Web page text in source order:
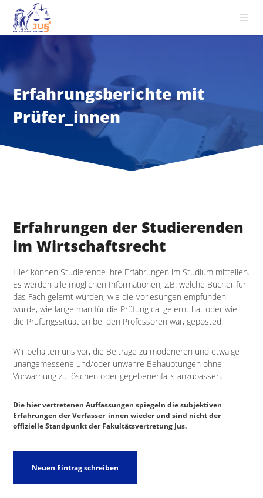
Erfahrungsberichte mit
Prüfer_innen
Erfahrungen der Studierenden
im Wirtschaftsrecht
Hier können Studierende ihre Erfahrungen im Studium mitteilen.
Es werden alle möglichen Informationen, z.B. welche Bücher für
das Fach gelernt wurden, wie die Vorlesungen empfunden
wurde, wie lange man für die Prüfung ca. gelernt hat oder wie
die Prüfungssituation bei den Professoren war, geposted.
Wir behalten uns vor, die Beiträge zu moderieren und etwaige
unangemessene und/oder unwahre Behauptungen ohne
Vorwarnung zu löschen oder gegebenenfalls anzupassen.
Die hier vertretenen Auffassungen spiegeln die subjektiven
Erfahrungen der Verfasser_innen wieder und sind nicht der
offizielle Standpunkt der Fakultätsvertretung Jus.